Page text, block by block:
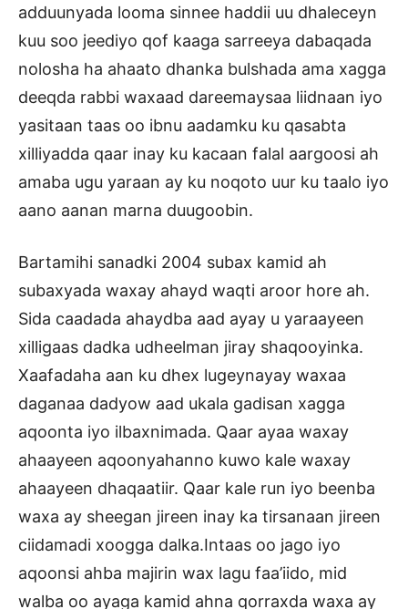
adduunyada looma sinnee haddii uu dhaleceyn
kuu soo jeediyo qof kaaga sarreeya dabaqada
nolosha ha ahaato dhanka bulshada ama xagga
deeqda rabbi waxaad dareemaysaa liidnaan iyo
yasitaan taas oo ibnu aadamku ku qasabta
xilliyadda qaar inay ku kacaan falal aargoosi ah
amaba ugu yaraan ay ku noqoto uur ku taalo iyo
aano aanan marna duugoobin.
Bartamihi sanadki 2004 subax kamid ah
subaxyada waxay ahayd waqti aroor hore ah.
Sida caadada ahaydba aad ayay u yaraayeen
xilligaas dadka udheelman jiray shaqooyinka.
Xaafadaha aan ku dhex lugeynayay waxaa
daganaa dadyow aad ukala gadisan xagga
aqoonta iyo ilbaxnimada. Qaar ayaa waxay
ahaayeen aqoonyahanno kuwo kale waxay
ahaayeen dhaqaatiir. Qaar kale run iyo beenba
waxa ay sheegan jireen inay ka tirsanaan jireen
ciidamadi xoogga dalka.Intaas oo jago iyo
aqoonsi ahba majirin wax lagu faa’iido, mid
walba oo ayaga kamid ahna qorraxda waxa ay